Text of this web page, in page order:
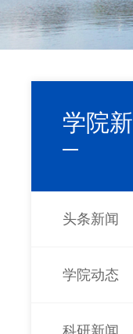
学院
头条新闻
学院动态
科研新闻